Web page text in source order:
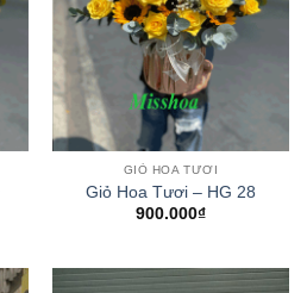
GIỎ HOA TƯƠI
Giỏ Hoa Tươi – HG 28
900.000₫